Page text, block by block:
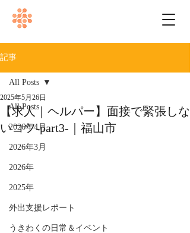
記事
All Posts
2026年4月
2026年3月
2026年
2025年
外出支援レポート
うきわくの日常＆イベント
All Posts
【求人｜ヘルパー】面接で緊張しな
いコツ-part3-｜福山市
2025年5月26日